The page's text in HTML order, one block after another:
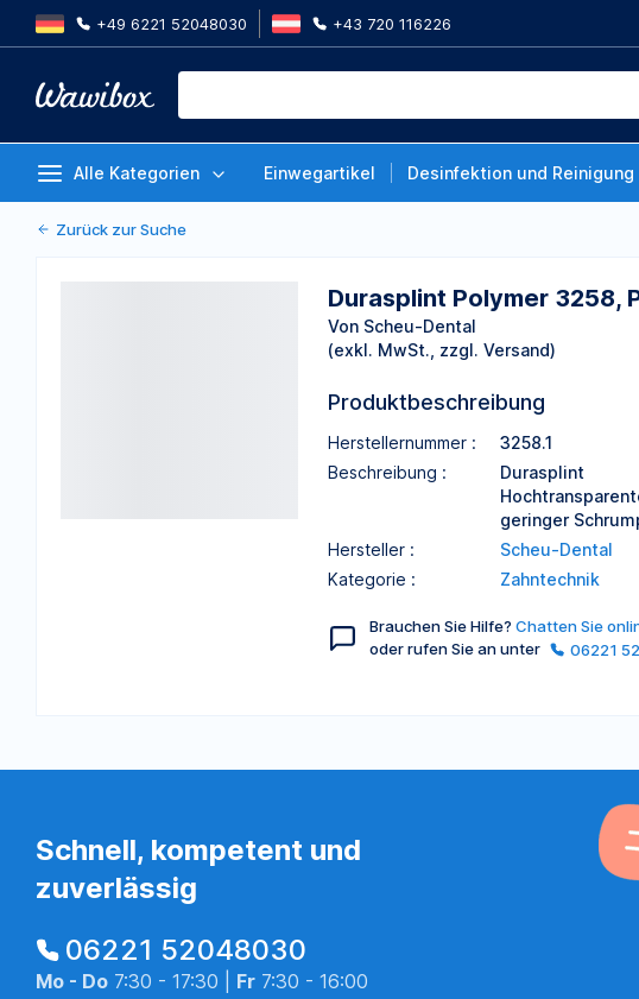
+49 6221 52048030 +43 720 116226
Alle Kategorien Einwegartikel Desinfektion und Reinigung
Von Scheu-Dental
Zurück zur Suche
Durasplint Polymer 3258,
Von Scheu-Dental
(exkl. MwSt., zzgl. Versand)
Produktbeschreibung
Herstellernummer :
3258.1
Beschreibung :
Durasplint
geringer
Hersteller :
Scheu-Dental
Kategorie :
Zahntechnik
Brauchen Sie Hilfe? Chatten Sie
oder rufen Sie an unter
06221
Schnell, kompetent und
zuverlässig
06221 52048030
Mo - Do 7:30 - 17:30 | Fr 7:30 - 16:00